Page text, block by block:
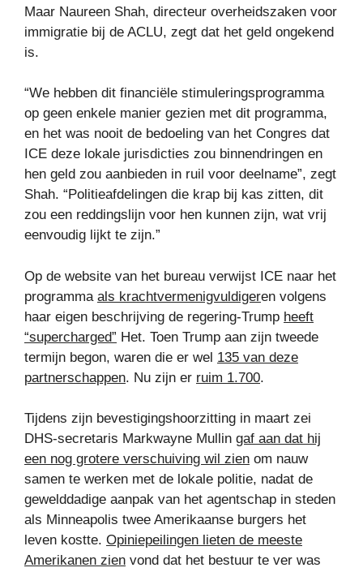
Maar Naureen Shah, directeur overheidszaken voor
immigratie bij de ACLU, zegt dat het geld ongekend
is.
“We hebben dit financiële stimuleringsprogramma
op geen enkele manier gezien met dit programma,
en het was nooit de bedoeling van het Congres dat
ICE deze lokale jurisdicties zou binnendringen en
hen geld zou aanbieden in ruil voor deelname”, zegt
Shah. “Politieafdelingen die krap bij kas zitten, dit
zou een reddingslijn voor hen kunnen zijn, wat vrij
eenvoudig lijkt te zijn.”
Op de website van het bureau verwijst ICE naar het
programma als krachtvermenigvuldigeren volgens
haar eigen beschrijving de regering-Trump heeft
“supercharged” Het. Toen Trump aan zijn tweede
termijn begon, waren die er wel 135 van deze
partnerschappen. Nu zijn er ruim 1.700.
Tijdens zijn bevestigingshoorzitting in maart zei
DHS-secretaris Markwayne Mullin gaf aan dat hij
een nog grotere verschuiving wil zien om nauw
samen te werken met de lokale politie, nadat de
gewelddadige aanpak van het agentschap in steden
als Minneapolis twee Amerikaanse burgers het
leven kostte. Opiniepeilingen lieten de meeste
Amerikanen zien vond dat het bestuur te ver was